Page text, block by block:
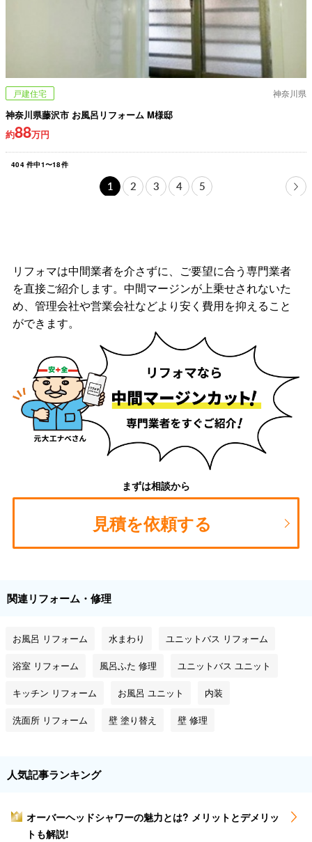
戸建住宅 神奈川県
神奈川県藤沢市 お風呂リフォーム M様邸
約88万円
404件中1〜18件
1 2 3 4 5
リフォマは中間業者を介さずに、ご要望に合う専門業者
を直接ご紹介します。中間マージンが上乗せされないた
め、管理会社や営業会社などより安く費用を抑えること
ができます。
まずは相談から
見積を依頼する
関連リフォーム・修理
お風呂 リフォーム 水まわり ユニットバス リフォーム
浴室 リフォーム 風呂ふた 修理 ユニットバス ユニット
キッチン リフォーム お風呂 ユニット 内装
洗面所 リフォーム 壁 塗り替え 壁 修理
人気記事ランキング
1
オーバーヘッドシャワーの魅力とは? メリットとデメリッ
トも解説!